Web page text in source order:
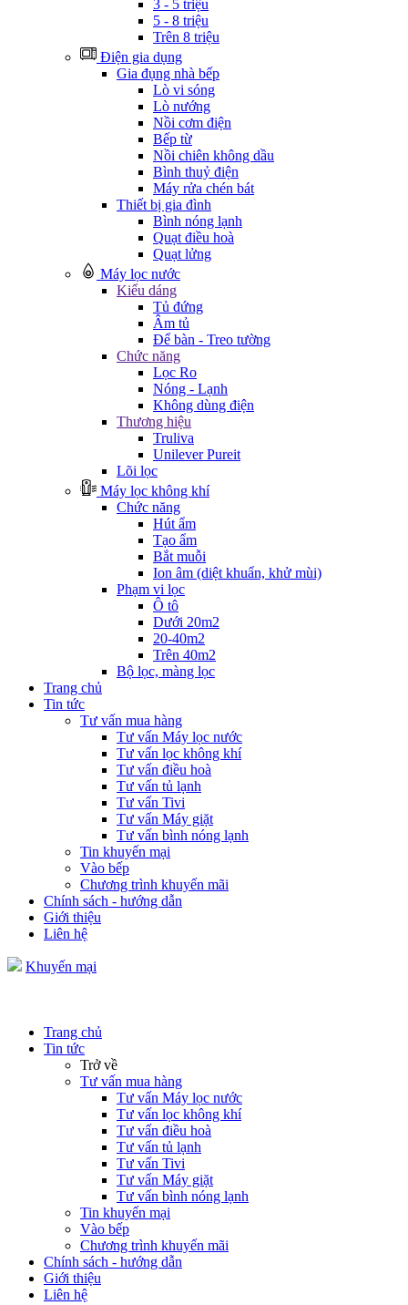
3 - 5 triệu
5 - 8 triệu
Trên 8 triệu
Điện gia dụng
Gia đụng nhà bếp
Lò vi sóng
Lò nướng
Nồi cơm điện
Bếp từ
Nồi chiên không dầu
Bình thuỷ điện
Máy rửa chén bát
Thiết bị gia đình
Bình nóng lạnh
Quạt điều hoà
Quạt lửng
Máy lọc nước
Kiểu dáng
Tủ đứng
Âm tủ
Để bàn - Treo tường
Chức năng
Lọc Ro
Nóng - Lạnh
Không dùng điện
Thương hiệu
Truliva
Unilever Pureit
Lõi lọc
Máy lọc không khí
Chức năng
Hút ẩm
Tạo ẩm
Bắt muỗi
Ion âm (diệt khuẩn, khử mùi)
Phạm vi lọc
Ô tô
Dưới 20m2
20-40m2
Trên 40m2
Bộ lọc, màng lọc
Trang chủ
Tin tức
Tư vấn mua hàng
Tư vấn Máy lọc nước
Tư vấn lọc không khí
Tư vấn điều hoà
Tư vấn tủ lạnh
Tư vấn Tivi
Tư vấn Máy giặt
Tư vấn bình nóng lạnh
Tin khuyến mại
Vào bếp
Chương trình khuyến mãi
Chính sách - hướng dẫn
Giới thiệu
Liên hệ
Khuyến mại
Trang chủ
Tin tức
Trở về
Tư vấn mua hàng
Tư vấn Máy lọc nước
Tư vấn lọc không khí
Tư vấn điều hoà
Tư vấn tủ lạnh
Tư vấn Tivi
Tư vấn Máy giặt
Tư vấn bình nóng lạnh
Tin khuyến mại
Vào bếp
Chương trình khuyến mãi
Chính sách - hướng dẫn
Giới thiệu
Liên hệ